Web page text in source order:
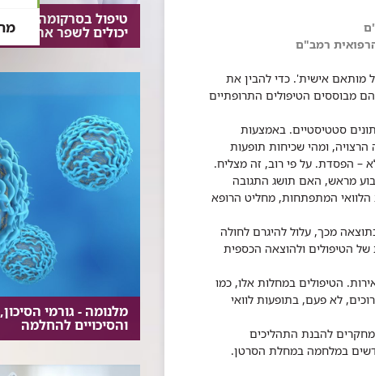
רמב"ם
מותאם אישית'. כדי להבין את
מבוססים הטיפולים התרופתיים
סטטיסטיים. באמצעות
ומהי שכיחות תופעות
– הפסדת. על פי רוב, זה מצליח.
מראש, האם תושג התגובה
המתפתחות, מחליט הרופא
מכך, עלול להיגרם לחולה
של הטיפולים ולהוצאה הכספית
הטיפולים במחלות אלו, כמו
לא פעם, בתופעות לוואי
להבנת התהליכים
במלחמה במחלת הסרטן.
טיפול בסרקומה: איזה
יכולים לשפר את
מלנומה - גורמי
והסיכויים להחלמה